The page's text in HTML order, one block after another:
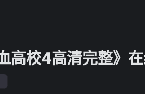
高校4高清完整》